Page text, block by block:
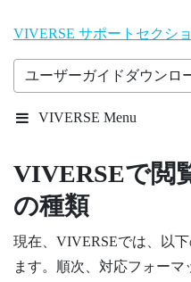
VIVERSE サポートセクシ
ユーザーガイドダウンロ
VIVERSE Menu
VIVERSEで閲
の種類
現在、 VIVERSEでは、以
ます。順次、対応フォーマ